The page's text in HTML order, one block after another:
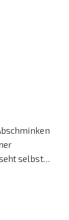
selbst…